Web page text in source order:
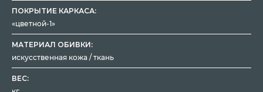
ПОКРЫТИЕ КАРКАСА:
«цветной-1»
МАТЕРИАЛ ОБИВКИ:
искусственная кожа / ткань
ВЕС: